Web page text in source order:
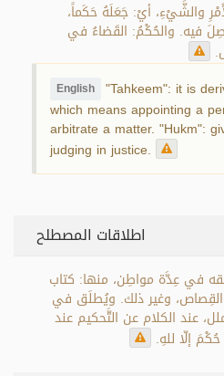
والشَّيْءِ، أيْ: جَعَلَهُ حَكَماً،
فيه. والحُكْمُ: القَضاءُ في
English "Tahkeem": it is
which means appointing a
arbitrate a matter. "Hukm":
judging in justice.
اطلاقات المصطلح
في عِدَّة مواطِن، منها: كتاب
والقِصاص، وغير ذلك. ويُطلَق في
عند الكلام عن التَّحكيم عند
إلّا للهِ.